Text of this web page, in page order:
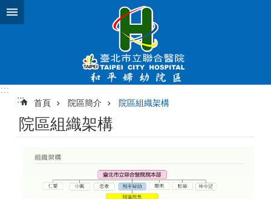
跳到主要內容區塊
:::
:::
首頁 院區簡介 院區組織架構
院區組織架構